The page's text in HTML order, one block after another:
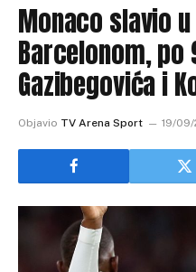
Monaco slavio
Barcelonom, po
Gazibegovića i
Objavio TV Arena Sport 19/